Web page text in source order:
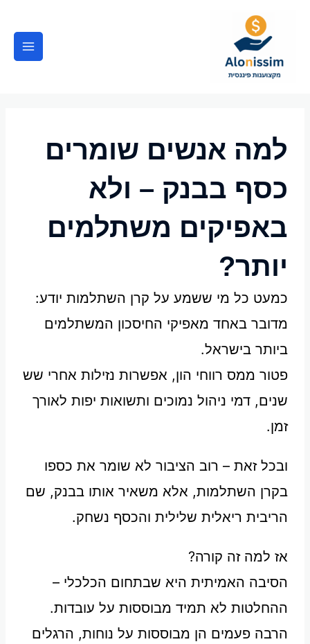
למה אנשים שומרים
כסף בבנק – ולא
באפיקים משתלמים
יותר?
כמעט כל מי ששמע על קרן השתלמות יודע:
מדובר באחד מאפיקי החיסכון המשתלמים
ביותר בישראל.
פטור ממס רווחי הון, אפשרות נזילות אחרי שש
שנים, דמי ניהול נמוכים ותשואות יפות לאורך
זמן.
ובכל זאת – רוב הציבור לא שומר את כספו
בקרן השתלמות, אלא משאיר אותו בבנק, שם
הריבית ריאלית שלילית והכסף נשחק.
אז למה זה קורה?
הסיבה האמיתית היא שבתחום הכלכלי –
ההחלטות לא תמיד מבוססות על עובדות.
הרבה פעמים הן מבוססות על נוחות, הרגלים